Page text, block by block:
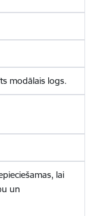
modālais logs.
lai
un